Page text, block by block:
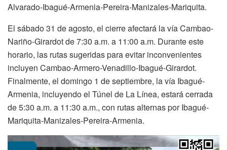
Alvarado-Ibagué-Armenia-Pereira-Manizales-Mariquita.
El sábado 31 de agosto, el cierre afectará la vía Cambao-
Nariño-Girardot de 7:30 a.m. a 11:00 a.m. Durante este
horario, las rutas sugeridas para evitar inconvenientes
incluyen Cambao-Armero-Venadillo-Ibagué-Girardot.
Finalmente, el domingo 1 de septiembre, la vía Ibagué-
Armenia, incluyendo el Túnel de La Línea, estará cerrada
de 5:30 a.m. a 11:30 a.m., con rutas alternas por Ibagué-
Mariquita-Manizales-Pereira-Armenia.